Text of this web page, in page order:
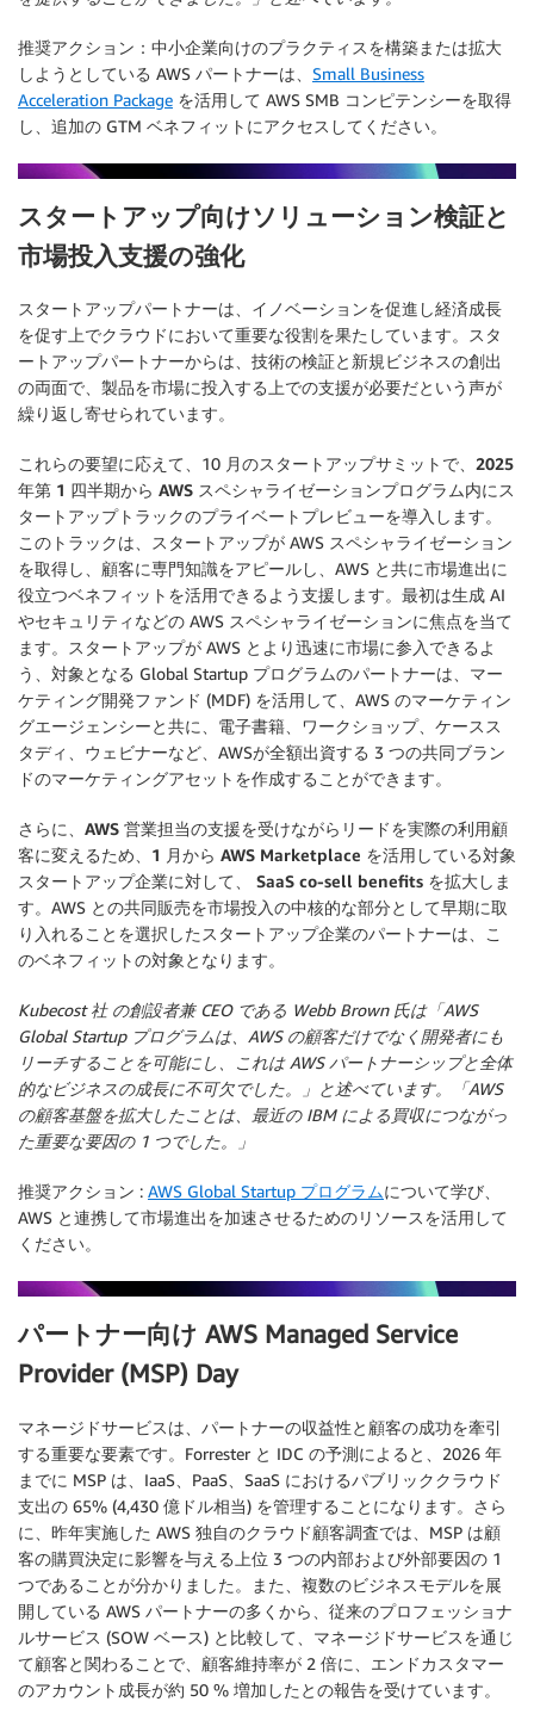
推奨アクション ：中小企業向けのプラクティスを構築または拡大
しようとしている AWS パートナーは、 Small Business
Acceleration Package を活用して AWS SMB コンピテンシーを取得
し、追加の GTM ベネフィットにアクセスしてください。
スタートアップ向けソリューション検証と
市場投入支援の強化
スタートアップパートナーは、イノベーションを促進し経済成長
を促す上でクラウドにおいて重要な役割を果たしています。スタ
ートアップパートナーからは、技術の検証と新規ビジネスの創出
の両面で、製品を市場に投入する上での支援が必要だという声が
繰り返し寄せられています。
これらの要望に応えて、10 月のスタートアップサミットで、 2025
年第 1 四半期から AWS スペシャライゼーションプログラム内にス
タートアップトラックのプライベートプレビューを導入します。
このトラックは、スタートアップが AWS スペシャライゼーション
を取得し、顧客に専門知識をアピールし、AWS と共に市場進出に
役立つベネフィットを活用できるよう支援します。最初は生成 AI
やセキュリティなどの AWS スペシャライゼーションに焦点を当て
ます。スタートアップが AWS とより迅速に市場に参入できるよ
う、対象となる Global Startup プログラムのパートナーは、マー
ケティング開発ファンド (MDF) を活用して、AWS のマーケティン
グエージェンシーと共に、電子書籍、ワークショップ、ケースス
タディ、ウェビナーなど、AWSが全額出資する 3 つの共同ブラン
ドのマーケティングアセットを作成することができます。
さらに、 AWS 営業担当の支援を受けながらリードを実際の利用顧
客に変えるため、1 月から AWS Marketplace を活用している対象
スタートアップ企業に対して、 SaaS co-sell benefits を拡大しま
す。AWS との共同販売を市場投入の中核的な部分として早期に取
り入れることを選択したスタートアップ企業のパートナーは、こ
のベネフィットの対象となります。
Kubecost 社 の創設者兼 CEO である Webb Brown 氏は「AWS
Global Startup プログラムは、AWS の顧客だけでなく開発者にも
リーチすることを可能にし、これは AWS パートナーシップと全体
的なビジネスの成長に不可欠でした。」と述べています。「AWS
の顧客基盤を拡大したことは、最近の IBM による買収につながっ
た重要な要因の 1 つでした。」
推奨アクション : AWS Global Startup プログラムについて学び、
AWS と連携して市場進出を加速させるためのリソースを活用して
ください。
パートナー向け AWS Managed Service
Provider (MSP) Day
マネージドサービスは、パートナーの収益性と顧客の成功を牽引
する重要な要素です。Forrester と IDC の予測によると、2026 年
までに MSP は、IaaS、PaaS、SaaS におけるパブリッククラウド
支出の 65% (4,430 億ドル相当) を管理することになります。さら
に、昨年実施した AWS 独自のクラウド顧客調査では、MSP は顧
客の購買決定に影響を与える上位 3 つの内部および外部要因の 1
つであることが分かりました。また、複数のビジネスモデルを展
開している AWS パートナーの多くから、従来のプロフェッショナ
ルサービス (SOW ベース) と比較して、マネージドサービスを通じ
て顧客と関わることで、顧客維持率が 2 倍に、エンドカスタマー
のアカウント成長が約 50 % 増加したとの報告を受けています。